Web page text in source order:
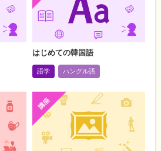
はじめての韓国語
語学 ハングル語